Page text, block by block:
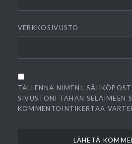
VERKKOSIVUSTO
TALLENNA NIMENI,
SIVUSTONI TÄHÄN SELAIMEEN
KOMMENTOINTIKERTAA